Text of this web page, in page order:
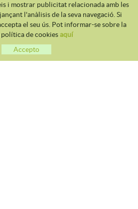
i mostrar publicitat relacionada amb les
l'anàlisis de la seva navegació. Si
el seu ús. Pot informar-se sobre la
de cookiesaquí
Accepto